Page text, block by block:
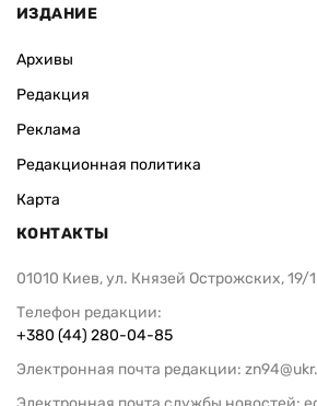
ИЗДАНИЕ
Архивы
Редакция
Реклама
Редакционная политика
Карта
КОНТАКТЫ
01010 Киев, ул. Князей Острожских, 19/1
Телефон редакции:
+380 (44) 280-04-85
Электронная почта редакции: